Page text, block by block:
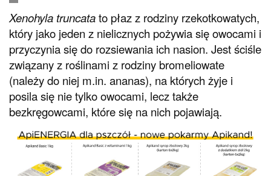
Xenohyla truncatato płaz z rodziny rzekotkowatych,
który jako jeden z nielicznych pożywia się owocami i
przyczynia się do rozsiewania ich nasion. Jest ściśle
związany z roślinami z rodziny bromeliowate
(należy do niej m.in. ananas), na których żyje i
posila się nie tylko owocami, lecz także
bezkręgowcami, które się na nich pojawiają.